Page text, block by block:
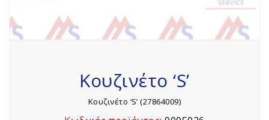
Κουζινέτο ‘S’
Κουζινέτο ‘S’ (27864009)